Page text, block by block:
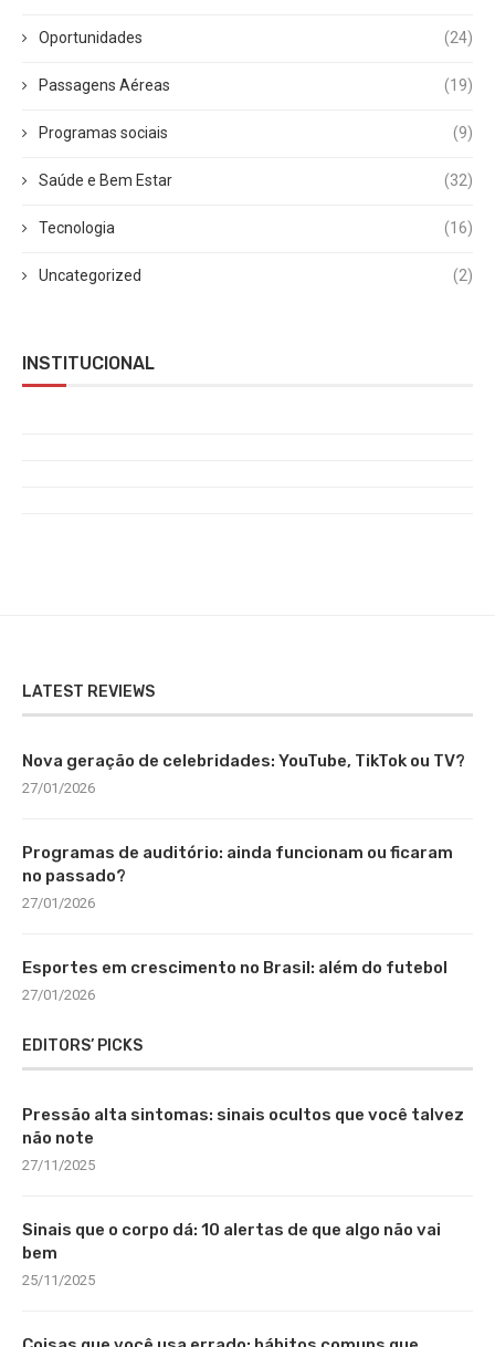
Oportunidades (24)
Passagens Aéreas (19)
Programas sociais (9)
Saúde e Bem Estar (32)
Tecnologia (16)
Uncategorized (2)
INSTITUCIONAL
LATEST REVIEWS
Nova geração de celebridades: YouTube, TikTok ou TV?
27/01/2026
Programas de auditório: ainda funcionam ou ficaram
no passado?
27/01/2026
Esportes em crescimento no Brasil: além do futebol
27/01/2026
EDITORS’ PICKS
Pressão alta sintomas: sinais ocultos que você talvez
não note
27/11/2025
Sinais que o corpo dá: 10 alertas de que algo não vai
bem
25/11/2025